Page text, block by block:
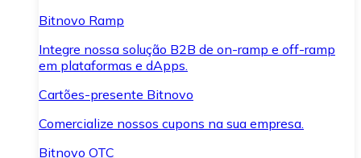
Bitnovo Ramp
Integre nossa solução B2B de on-ramp e off-ramp
em plataformas e dApps.
Cartões-presente Bitnovo
Comercialize nossos cupons na sua empresa.
Bitnovo OTC